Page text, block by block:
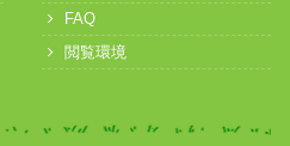
FAQ
閲覧環境